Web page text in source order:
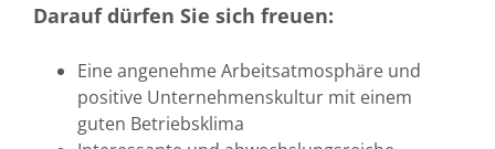
Darauf dürfen Sie sich freuen:
Eine angenehme Arbeitsatmosphäre und
positive Unternehmenskultur mit einem
guten Betriebsklima